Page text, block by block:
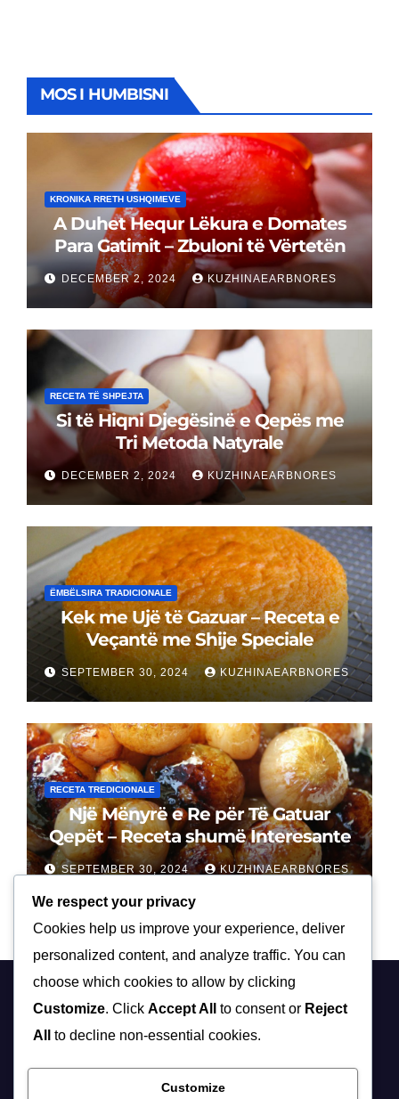
MOS I HUMBISNI
KRONIKA RRETH USHQIMEVE
A Duhet Hequr Lëkura e Domates
Para Gatimit – Zbuloni të Vërtetën
DECEMBER 2, 2024 KUZHINAEARBNORES
RECETA TË SHPEJTA
Si të Hiqni Djegësinë e Qepës me
Tri Metoda Natyrale
DECEMBER 2, 2024 KUZHINAEARBNORES
ËMBËLSIRA TRADICIONALE
Kek me Ujë të Gazuar – Receta e
Veçantë me Shije Speciale
SEPTEMBER 30, 2024 KUZHINAEARBNORES
RECETA TREDICIONALE
Një Mënyrë e Re për Të Gatuar
Qepët – Receta shumë Interesante
SEPTEMBER 30, 2024 KUZHINAEARBNORES
We respect your privacy
Cookies help us improve your experience, deliver
personalized content, and analyze traffic. You can
choose which cookies to allow by clicking
Customize. Click Accept All to consent or Reject
All
to decline non-essential cookies.
Customize